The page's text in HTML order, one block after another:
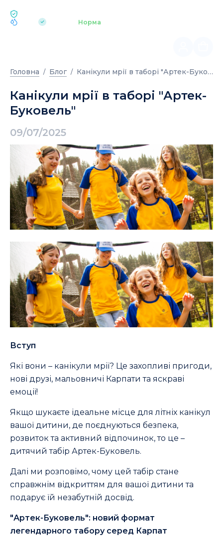
| Норма
Головна Блог Канікули мрії в таборі "Артек-Буковель"
Канікули мрії в таборі "Артек-
Буковель"
09/07/2025
Вступ
Які вони – канікули мрії? Це захопливі пригоди,
нові друзі, мальовничі Карпати та яскраві
емоції!
Якщо шукаєте ідеальне місце для літніх канікул
вашої дитини, де поєднуються безпека,
розвиток та активний відпочинок, то це –
дитячий табір Артек-Буковель.
Далі ми розповімо, чому цей табір стане
справжнім відкриттям для вашої дитини та
подарує їй незабутній досвід.
"Артек-Буковель": новий формат
легендарного табору серед Карпат